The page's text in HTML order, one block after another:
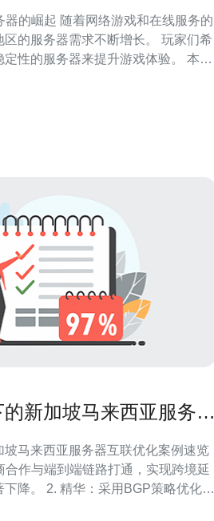
游戏和在线服务的
服务器需求不断增长。 玩家们希
的服务器来提升游戏体验。 本文
您可以获得更
新加坡马来西亚服务器
坡马来西亚服务器互联优化案例速览
合作与端到端链路打通，实现跨境延
降。 2. 精华：采用BGP策略优化、